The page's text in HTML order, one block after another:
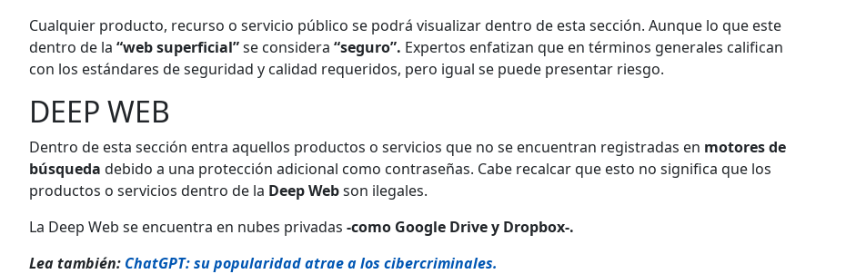
Cualquier producto, recurso o servicio público se podrá visualizar dentro de esta sección. Aunque lo que este
dentro de la “web superficial”se considera “seguro”. Expertos enfatizan que en términos generales califican
con los estándares de seguridad y calidad requeridos, pero igual se puede presentar riesgo.
DEEP WEB
Dentro de esta sección entra aquellos productos o servicios que no se encuentran registradas en motores de
búsqueda debido a una protección adicional como contraseñas. Cabe recalcar que esto no significa que los
productos o servicios dentro de la Deep Webson ilegales.
La Deep Web se encuentra en nubes privadas -como Google Drive y Dropbox-.
Lea también: ChatGPT: su popularidad atrae a los cibercriminales.